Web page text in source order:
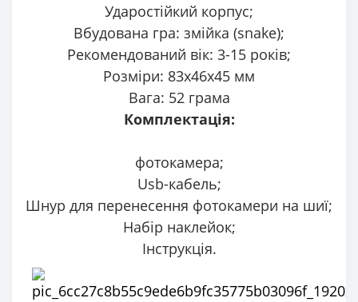
Ударостійкий корпус;
Вбудована гра: змійка (snake);
Рекомендований вік: 3-15 років;
Розміри: 83х46х45 мм
Вага: 52 грама
Комплектація:
фотокамера;
Usb-кабель;
Шнур для перенесення фотокамери на шиї;
Набір наклейок;
Інструкція.